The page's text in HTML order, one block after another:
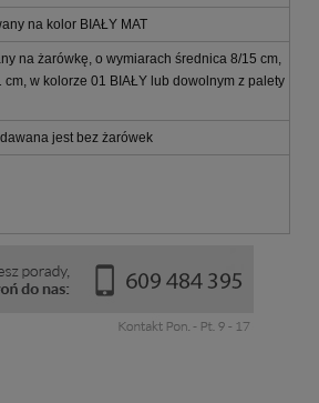
na kolor BIAŁY MAT
na żarówkę, o wymiarach średnica 8/15 cm,
cm, w kolorze 01 BIAŁY lub dowolnym z palety
jest bez żarówek